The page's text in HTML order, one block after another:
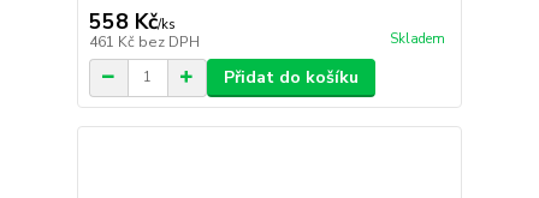
558 Kč/ks
461 Kč bez DPH Skladem
Přidat do košíku